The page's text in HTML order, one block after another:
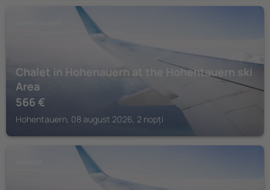
Chalet in Hohenauern at the Hohentauern ski
Area
566 €
Hohentauern, 08 august 2026, 2 nopți